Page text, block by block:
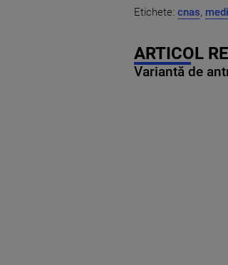
Etichete: cnas,
ARTICOL
Variantă de